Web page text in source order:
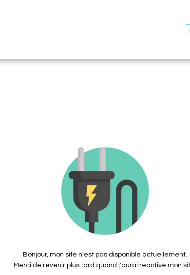
Bonjour, mon site n'est pas disponible actuellement.
Merci de revenir plus tard quand j'aurai réactivé mon